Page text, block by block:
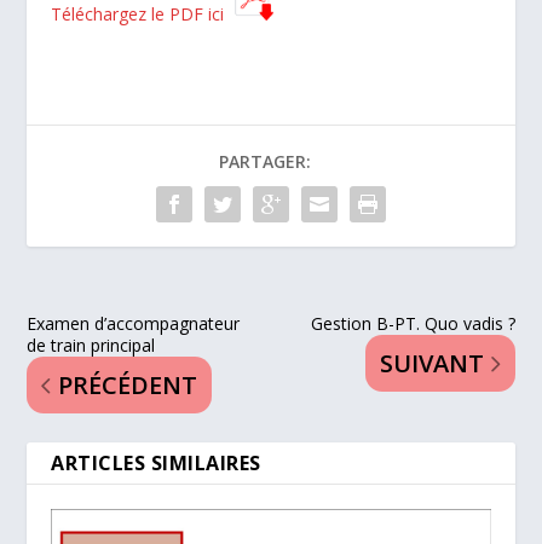
Téléchargez le PDF ici
PARTAGER:
Examen d’accompagnateur
de train principal
PRÉCÉDENT
Gestion B-PT. Quo vadis ?
SUIVANT
ARTICLES SIMILAIRES